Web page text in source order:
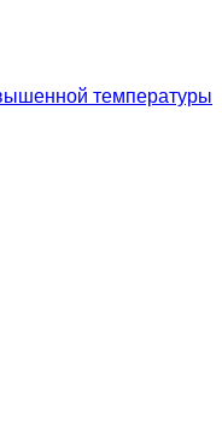
температуры